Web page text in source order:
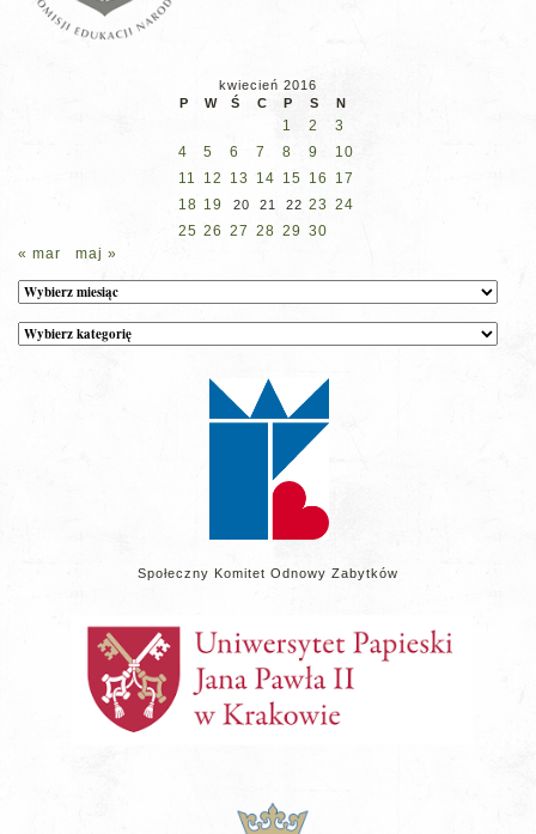
kwiecień 2016
P
W Ś C P S N
1 2
3
4
5 6 7 8 9
10
11
12 13 14 15 16
17
18 19 20 21 22 23 24
25 26 27 28 29 30
« mar
maj »
Archiwum
Kategorie
wpisów
Społeczny Komitet Odnowy Zabytków